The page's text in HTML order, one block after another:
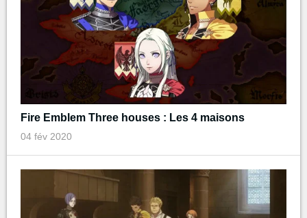
Fire Emblem Three houses : Les 4 maisons
04 fév 2020